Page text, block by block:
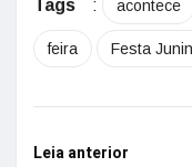
Tags : acontece
feira Festa
Leia anterior